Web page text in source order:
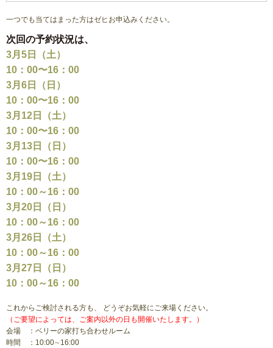
一つでも当てはまった方はゼヒお申込みください。
次回の予約状況は、
3月5日（土）
10：00〜16：00
3月6日（日）
10：00〜16：00
3月12日（土）
10：00〜16：00
3月13日（日）
10：00〜16：00
3月19日（土）
10：00～16：00
3月20日（日）
10：00～16：00
3月26日（土）
10：00～16：00
3月27日（日）
10：00～16：00
これからご検討される方も、 どうぞお気軽にご来場ください。
（ご要望によっては、ご案内以外の日も開催いたします。）
会場 ：ベリーの家打ち合わせルーム
時間 ：10:00∼16:00